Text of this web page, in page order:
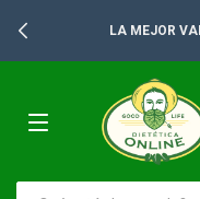
LA MEJOR